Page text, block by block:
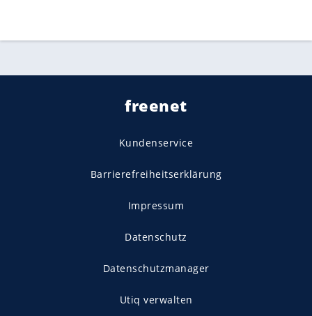
freenet
Kundenservice
Barrierefreiheitserklärung
Impressum
Datenschutz
Datenschutzmanager
Utiq verwalten